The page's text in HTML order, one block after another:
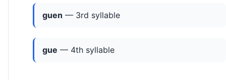
guen — 3rd syllable
gue — 4th syllable